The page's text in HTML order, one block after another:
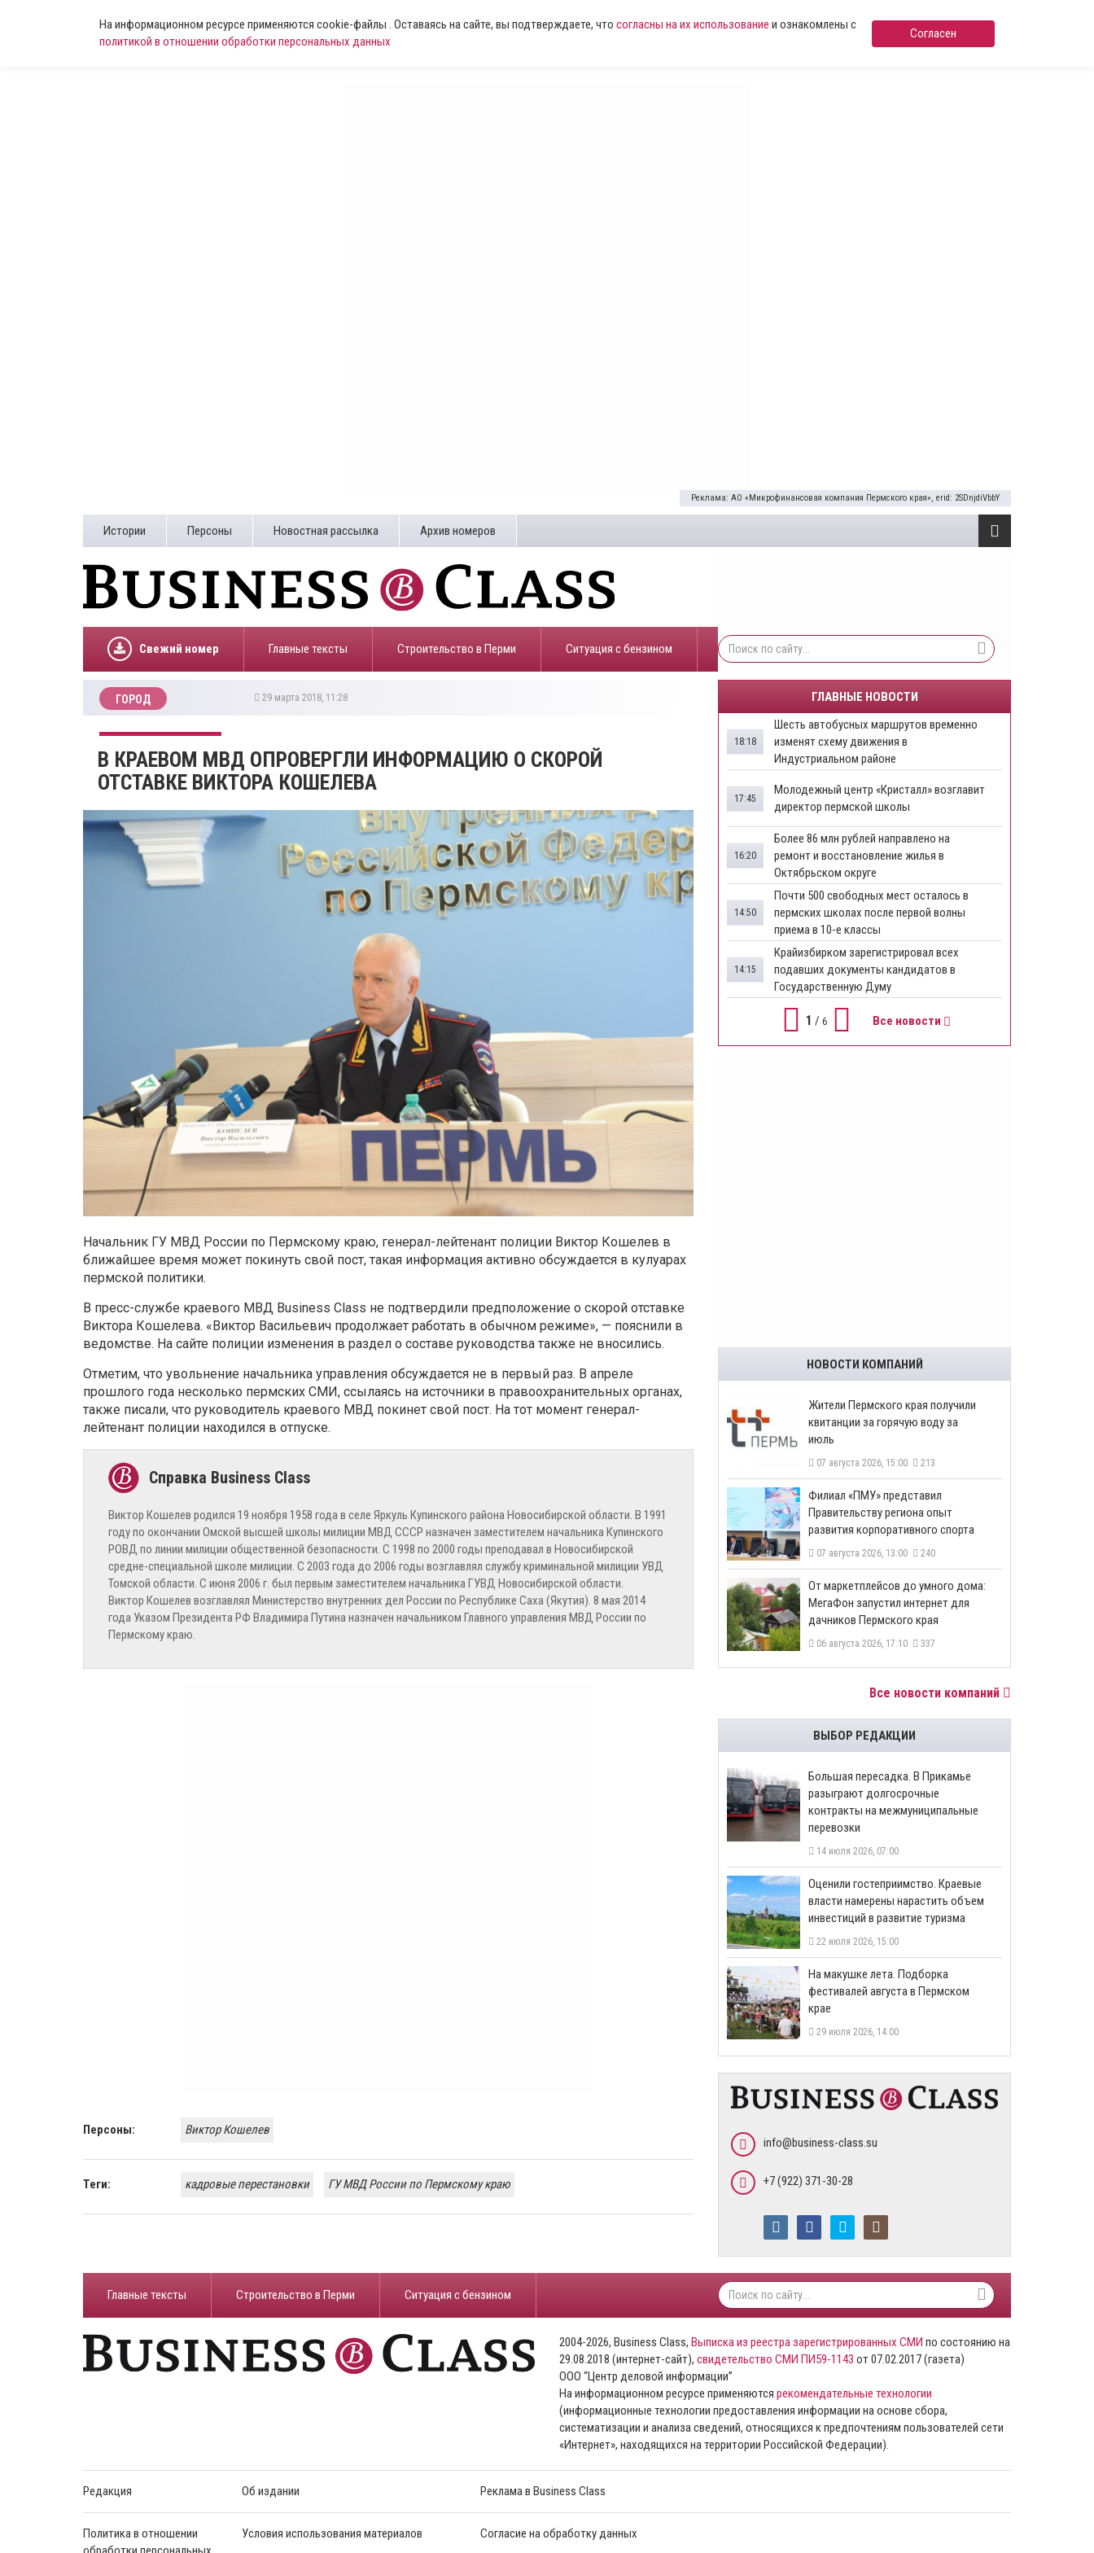
На информационном ресурсе применяются cookie-файлы . Оставаясь на сайте, вы подтверждаете, что согласны на их использование и ознакомлены с
политикой в отношении обработки персональных данных
Согласен
Реклама: АО «Микрофинансовая компания Пермского края», erid: 2SDnjdiVbbY
Истории Персоны Новостная рассылка Архив номеров
Свежий номер Главные тексты Строительство в Перми ​Ситуация с бензином
ГОРОД 29 марта 2018, 11:28
В КРАЕВОМ МВД ОПРОВЕРГЛИ ИНФОРМАЦИЮ О СКОРОЙ
ОТСТАВКЕ ВИКТОРА КОШЕЛЕВА
Начальник ГУ МВД России по Пермскому краю, генерал-лейтенант полиции Виктор Кошелев в
ближайшее время может покинуть свой пост, такая информация активно обсуждается в кулуарах
пермской политики.
В пресс-службе краевого МВД Business Class не подтвердили предположение о скорой отставке
Виктора Кошелева. «Виктор Васильевич продолжает работать в обычном режиме», — пояснили в
ведомстве. На сайте полиции изменения в раздел о составе руководства также не вносились.
Отметим, что увольнение начальника управления обсуждается не в первый раз. В апреле
прошлого года несколько пермских СМИ, ссылаясь на источники в правоохранительных органах,
также писали, что руководитель краевого МВД покинет свой пост. На тот момент генерал-
лейтенант полиции находился в отпуске.
Виктор Кошелев родился 19 ноября 1958 года в селе Яркуль Купинского района Новосибирской области. В 1991
году по окончании Омской высшей школы милиции МВД СССР назначен заместителем начальника Купинского
РОВД по линии милиции общественной безопасности. С 1998 по 2000 годы преподавал в Новосибирской
средне-специальной школе милиции. С 2003 года до 2006 годы возглавлял службу криминальной милиции УВД
Томской области. С июня 2006 г. был первым заместителем начальника ГУВД Новосибирской области.
Виктор Кошелев возглавлял Министерство внутренних дел России по Республике Саха (Якутия). 8 мая 2014
года Указом Президента РФ Владимира Путина назначен начальником Главного управления МВД России по
Пермскому краю.
Персоны: Виктор Кошелев
Теги: кадровые перестановки ГУ МВД России по Пермскому краю
ГЛАВНЫЕ НОВОСТИ
Шесть автобусных маршрутов временно
изменят схему движения в
Индустриальном районе
18:18
Молодежный центр «Кристалл» возглавит
директор пермской школы
17:45
Более 86 млн рублей направлено на
ремонт и восстановление жилья в
Октябрьском округе
16:20
Почти 500 свободных мест осталось в
пермских школах после первой волны
приема в 10-е классы
14:50
Крайизбирком зарегистрировал всех
подавших документы кандидатов в
Государственную Думу
14:15
1 / 6 Все новости
НОВОСТИ КОМПАНИЙ
​Жители Пермского края получили
квитанции за горячую воду за
июль
07 августа 2026, 15:00 213
​Филиал «ПМУ» представил
Правительству региона опыт
развития корпоративного спорта
07 августа 2026, 13:00 240
От маркетплейсов до умного дома:
МегаФон запустил интернет для
дачников Пермского края
06 августа 2026, 17:10 337
Все новости компаний
ВЫБОР РЕДАКЦИИ
Большая пересадка. В Прикамье
разыграют долгосрочные
контракты на межмуниципальные
перевозки
14 июля 2026, 07:00
Оценили гостеприимство. Краевые
власти намерены нарастить объем
инвестиций в развитие туризма
22 июля 2026, 15:00
На макушке лета. Подборка
фестивалей августа в Пермском
крае
29 июля 2026, 14:00
info@business-class.su
+7 (922) 371-30-28
Главные тексты Строительство в Перми ​Ситуация с бензином
2004-2026, Business Class, Выписка из реестра зарегистрированных СМИ по состоянию на
29.08.2018 (интернет-сайт), свидетельство СМИ ПИ59-1143 от 07.02.2017 (газета)
ООО “Центр деловой информации”
На информационном ресурсе применяются рекомендательные технологии
(информационные технологии предоставления информации на основе сбора,
систематизации и анализа сведений, относящихся к предпочтениям пользователей сети
«Интернет», находящихся на территории Российской Федерации).
Редакция Об издании Реклама в Business Class
Политика в отношении
Условия использования материалов Согласие на обработку данных